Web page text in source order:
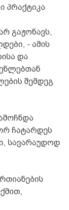
პრაქტიკა
გაჟონავს,
- ამის
და
შემდეგ
ჩატარდეს
სავარაუდოდ